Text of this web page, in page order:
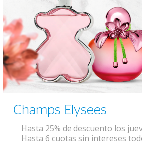
Champs Elysees
Hasta 25% de descuento los
Hasta 6 cuotas sin intereses